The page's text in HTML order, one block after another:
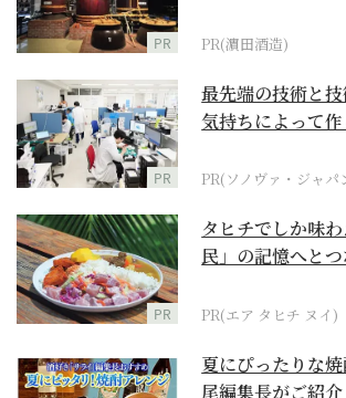
PR PR(濵田酒造)
PR
最先端の技術と
気持ちによって
PR(ソノヴァ・ジャパ
PR
タヒチでしか味
民」の記憶へと
PR(エア タヒチ ヌイ)
夏にぴったりな
尾編集長がご紹